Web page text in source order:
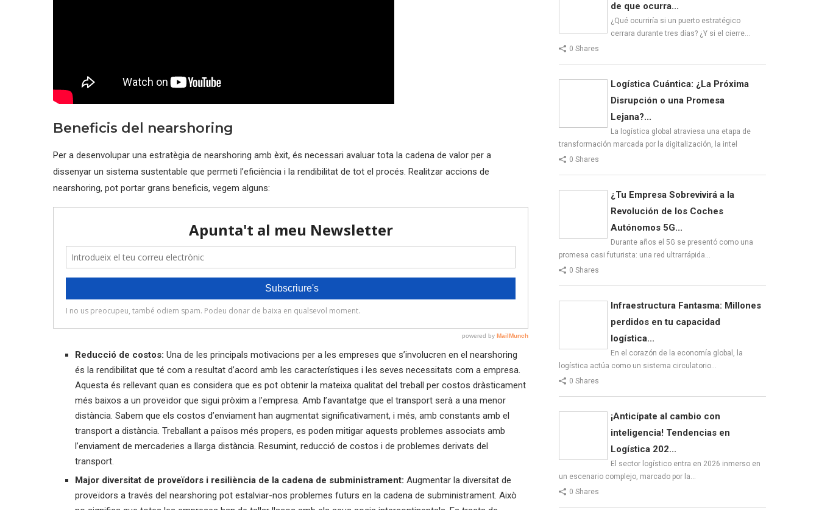
Beneficis del nearshoring
Per a desenvolupar una estratègia de nearshoring amb èxit, és necessari avaluar tota la cadena de valor per a
dissenyar un sistema sustentable que permeti l’eficiència i la rendibilitat de tot el procés. Realitzar accions de
nearshoring, pot portar grans beneficis, vegem alguns:
Reducció de costos: Una de les principals motivacions per a les empreses que s’involucren en el nearshoring
és la rendibilitat que té com a resultat d’acord amb les característiques i les seves necessitats com a empresa.
Aquesta és rellevant quan es considera que es pot obtenir la mateixa qualitat del treball per costos dràsticament
més baixos a un proveïdor que sigui pròxim a l’empresa. Amb l’avantatge que el transport serà a una menor
distància. Sabem que els costos d’enviament han augmentat significativament, i més, amb constants amb el
transport a distància. Treballant a països més propers, es poden mitigar aquests problemes associats amb
l’enviament de mercaderies a llarga distància. Resumint, reducció de costos i de problemes derivats del
transport.
Major diversitat de proveïdors i resiliència de la cadena de subministrament: Augmentar la diversitat de
proveïdors a través del nearshoring pot estalviar-nos problemes futurs en la cadena de subministrament. Això
de que ocurra...
¿Qué ocurriría si un puerto estratégico
cerrara durante tres días? ¿Y si el cierre…
0 Shares
Logística Cuántica: ¿La Próxima
Disrupción o una Promesa
Lejana?...
La logística global atraviesa una etapa de
transformación marcada por la digitalización, la intel
0 Shares
¿Tu Empresa Sobrevivirá a la
Revolución de los Coches
Autónomos 5G...
Durante años el 5G se presentó como una
promesa casi futurista: una red ultrarrápida…
0 Shares
Infraestructura Fantasma: Millones
perdidos en tu capacidad
logística...
En el corazón de la economía global, la
logística actúa como un sistema circulatorio…
0 Shares
¡Anticípate al cambio con
inteligencia! Tendencias en
Logística 202...
El sector logístico entra en 2026 inmerso en
un escenario complejo, marcado por la…
0 Shares